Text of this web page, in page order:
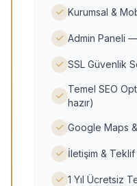
Kurumsal &
Admin Paneli
SSL Güvenlik
Temel SEO
hazır)
Google Maps
İletişim & Teklif
1 Yıl Ücretsiz